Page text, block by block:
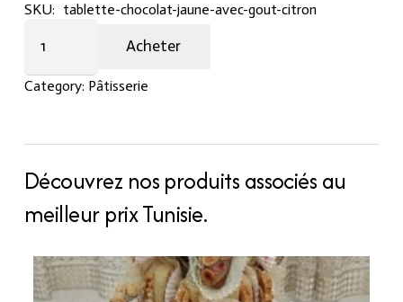
SKU: tablette-chocolat-jaune-avec-gout-citron
chocolat
jaune
citron
quantity
Acheter
Category: Pâtisserie
Découvrez nos produits associés au
meilleur prix Tunisie.